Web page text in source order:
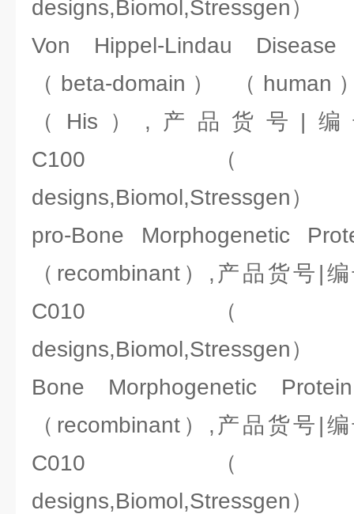
designs,Biomol,Stressgen）
Von Hippel-Lindau Disease
（beta-domain） （human
（His）,产品货号|编号
C100（
designs,Biomol,Stressgen）
pro-Bone Morphogenetic
（recombinant）,产品货号|
C010（
designs,Biomol,Stressgen）
Bone Morphogenetic
（recombinant）,产品货号|
C010（
designs,Biomol,Stressgen）